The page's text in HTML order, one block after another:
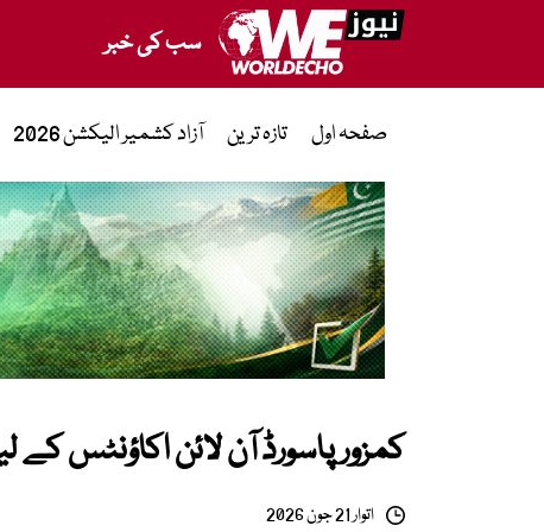
سب کی خبر
صفحہ اول تازہ ترین آزاد کشمیر الیکشن 2026
کمزور پاسورڈ آن لائن اکاؤنٹس کے
اتوار 21 جون 2026